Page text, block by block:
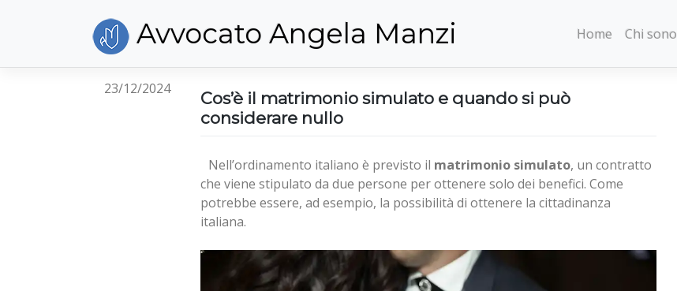
Avvocato Angela Manzi Home Chi sono
23/12/2024
Cos’è il matrimonio simulato e quando si può
considerare nullo
Nell’ordinamento italiano è previsto il matrimonio simulato, un contratto
che viene stipulato da due persone per ottenere solo dei benefici. Come
potrebbe essere, ad esempio, la possibilità di ottenere la cittadinanza
italiana.